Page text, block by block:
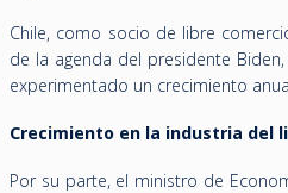
Chile, como socio de libre
de la agenda del presidente
experimentado un crecimiento
Crecimiento en la industria del
Por su parte, el ministro de